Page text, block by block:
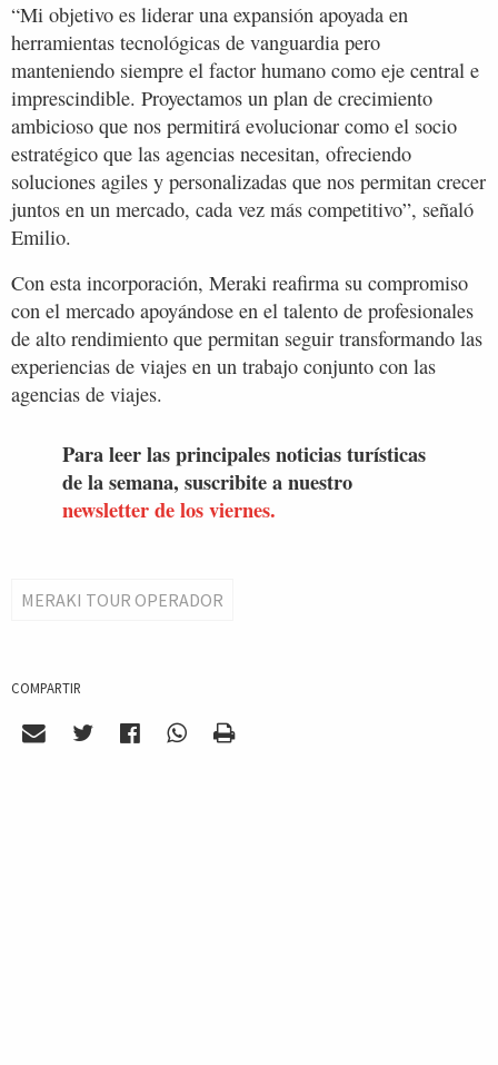
“Mi objetivo es liderar una expansión apoyada en
herramientas tecnológicas de vanguardia pero
manteniendo siempre el factor humano como eje central e
imprescindible. Proyectamos un plan de crecimiento
ambicioso que nos permitirá evolucionar como el socio
estratégico que las agencias necesitan, ofreciendo
soluciones agiles y personalizadas que nos permitan crecer
juntos en un mercado, cada vez más competitivo”, señaló
Emilio.
Con esta incorporación, Meraki reafirma su compromiso
con el mercado apoyándose en el talento de profesionales
de alto rendimiento que permitan seguir transformando las
experiencias de viajes en un trabajo conjunto con las
agencias de viajes.
Para leer las principales noticias turísticas
de la semana, suscribite a nuestro
newsletter de los viernes.
MERAKI TOUR OPERADOR
COMPARTIR